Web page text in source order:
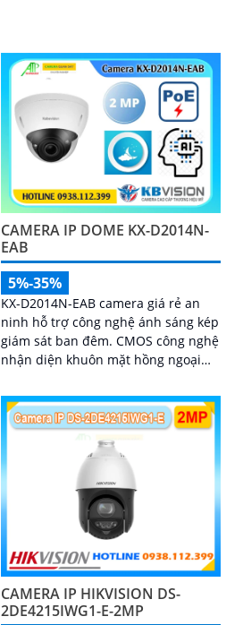
CAMERA IP DOME KX-D2014N-
EAB
5%-35%
KX-D2014N-EAB camera giá rẻ an
ninh hỗ trợ công nghệ ánh sáng kép
giám sát ban đêm. CMOS công nghệ
nhận diện khuôn mặt hồng ngoại
ảo kết nối IP POE dễ dàng công nghệ
Starlight hỗ trợ hình ảnh sắc nét 2
CAMERA IP HIKVISION DS-
2DE4215IWG1-E-2MP